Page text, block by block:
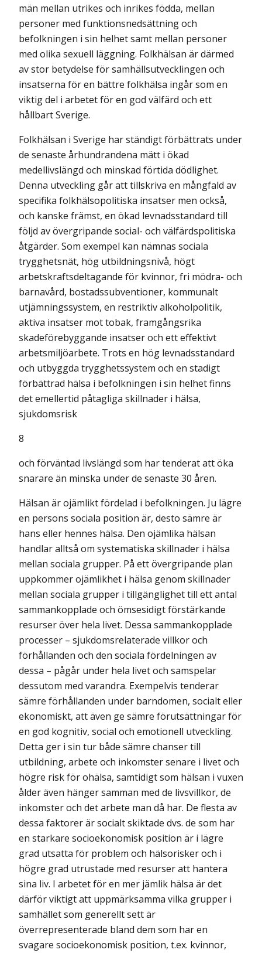
män mellan utrikes och inrikes födda, mellan
personer med funktionsnedsättning och
befolkningen i sin helhet samt mellan personer
med olika sexuell läggning. Folkhälsan är därmed
av stor betydelse för samhällsutvecklingen och
insatserna för en bättre folkhälsa ingår som en
viktig del i arbetet för en god välfärd och ett
hållbart Sverige.
Folkhälsan i Sverige har ständigt förbättrats under
de senaste århundrandena mätt i ökad
medellivslängd och minskad förtida dödlighet.
Denna utveckling går att tillskriva en mångfald av
specifika folkhälsopolitiska insatser men också,
och kanske främst, en ökad levnadsstandard till
följd av övergripande social- och välfärdspolitiska
åtgärder. Som exempel kan nämnas sociala
trygghetsnät, hög utbildningsnivå, högt
arbetskraftsdeltagande för kvinnor, fri mödra- och
barnavård, bostadssubventioner, kommunalt
utjämningssystem, en restriktiv alkoholpolitik,
aktiva insatser mot tobak, framgångsrika
skadeförebyggande insatser och ett effektivt
arbetsmiljöarbete. Trots en hög levnadsstandard
och utbyggda trygghetssystem och en stadigt
förbättrad hälsa i befolkningen i sin helhet finns
det emellertid påtagliga skillnader i hälsa,
sjukdomsrisk
8
och förväntad livslängd som har tenderat att öka
snarare än minska under de senaste 30 åren.
Hälsan är ojämlikt fördelad i befolkningen. Ju lägre
en persons sociala position är, desto sämre är
hans eller hennes hälsa. Den ojämlika hälsan
handlar alltså om systematiska skillnader i hälsa
mellan sociala grupper. På ett övergripande plan
uppkommer ojämlikhet i hälsa genom skillnader
mellan sociala grupper i tillgänglighet till ett antal
sammankopplade och ömsesidigt förstärkande
resurser över hela livet. Dessa sammankopplade
processer – sjukdomsrelaterade villkor och
förhållanden och den sociala fördelningen av
dessa – pågår under hela livet och samspelar
dessutom med varandra. Exempelvis tenderar
sämre förhållanden under barndomen, socialt eller
ekonomiskt, att även ge sämre förutsättningar för
en god kognitiv, social och emotionell utveckling.
Detta ger i sin tur både sämre chanser till
utbildning, arbete och inkomster senare i livet och
högre risk för ohälsa, samtidigt som hälsan i vuxen
ålder även hänger samman med de livsvillkor, de
inkomster och det arbete man då har. De flesta av
dessa faktorer är socialt skiktade dvs. de som har
en starkare socioekonomisk position är i lägre
grad utsatta för problem och hälsorisker och i
högre grad utrustade med resurser att hantera
sina liv. I arbetet för en mer jämlik hälsa är det
därför viktigt att uppmärksamma vilka grupper i
samhället som generellt sett är
överrepresenterade bland dem som har en
svagare socioekonomisk position, t.ex. kvinnor,